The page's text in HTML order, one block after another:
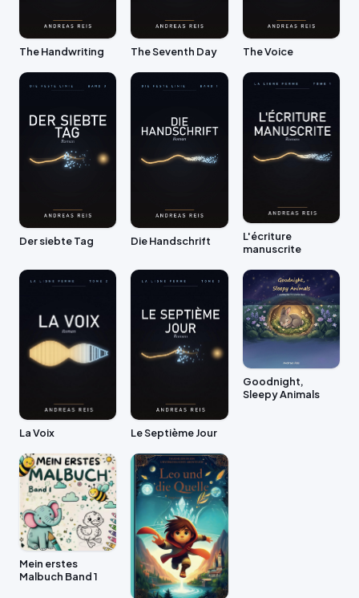
The Handwriting The Seventh Day The Voice
Der siebte Tag Die Handschrift
L'écriture
manuscrite
La Voix Le Septième Jour
Goodnight,
Sleepy Animals
Mein erstes
Malbuch Band 1